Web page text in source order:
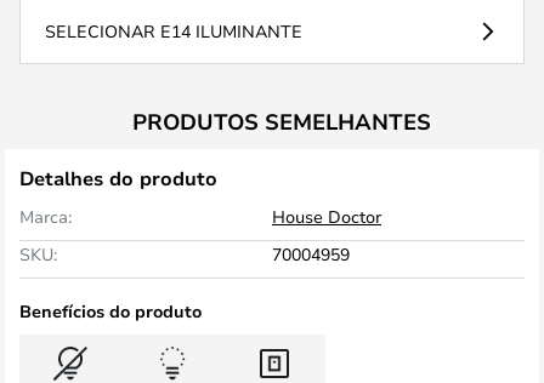
SELECIONAR E14 ILUMINANTE
PRODUTOS SEMELHANTES
Detalhes do produto
Marca:
House Doctor
SKU:
70004959
Benefícios do produto